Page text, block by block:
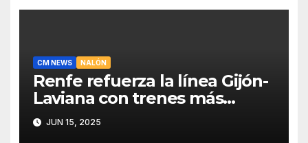
CM NEWS NALÓN
Renfe refuerza la línea Gijón-
Laviana con trenes más
fiables y mejor servicio para
recuperar viajeros
JUN 15, 2025